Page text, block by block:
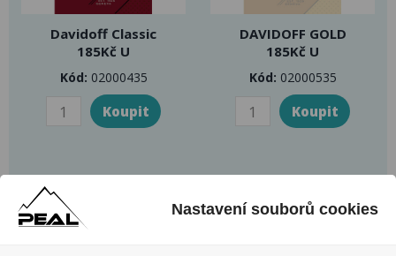
Davidoff Classic
185Kč U
Kód: 02000435
DAVIDOFF GOLD
185Kč U
Kód: 02000535
novinka
Nastavení souborů cookies